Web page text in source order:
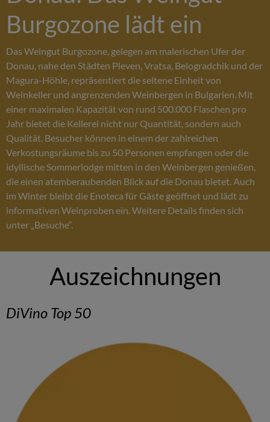
Burgozone lädt ein
Das Weingut Burgozone, gelegen am malerischen Ufer der
Donau, nahe den Städten Pleven, Vratsa, Belogradchik und der
Magura-Höhle, repräsentiert die seltene Einheit von
Weinkeller und angrenzenden Weinbergen in Bulgarien. Mit
einer maximalen Kapazität von rund 500.000 Flaschen pro
Jahr bietet die Kellerei nicht nur Quantität, sondern auch
Qualität. Besucher können in einem der zahlreichen
Verkostungsräume bis zu 50 Personen empfangen oder die
idyllische Sommerlodge mitten in den Weinbergen genießen,
die einen atemberaubenden Blick auf die Donau bietet. Auch
im Winter bleibt die Enoteca für Gäste geöffnet und lädt zu
informativen Weinproben ein. Weitere Details finden sich
unter „Besuche“.
Auszeichnungen
DiVino Top 50